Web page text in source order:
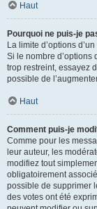
Haut
Pourquoi ne puis-je
La limite d’options
Si le nombre d’options
trop restreint, essayez
possible de
Haut
Comment puis-je
Comme pour les
leur auteur, les
modifiez tout
obligatoirement
possible de supprimer
des votes ont été